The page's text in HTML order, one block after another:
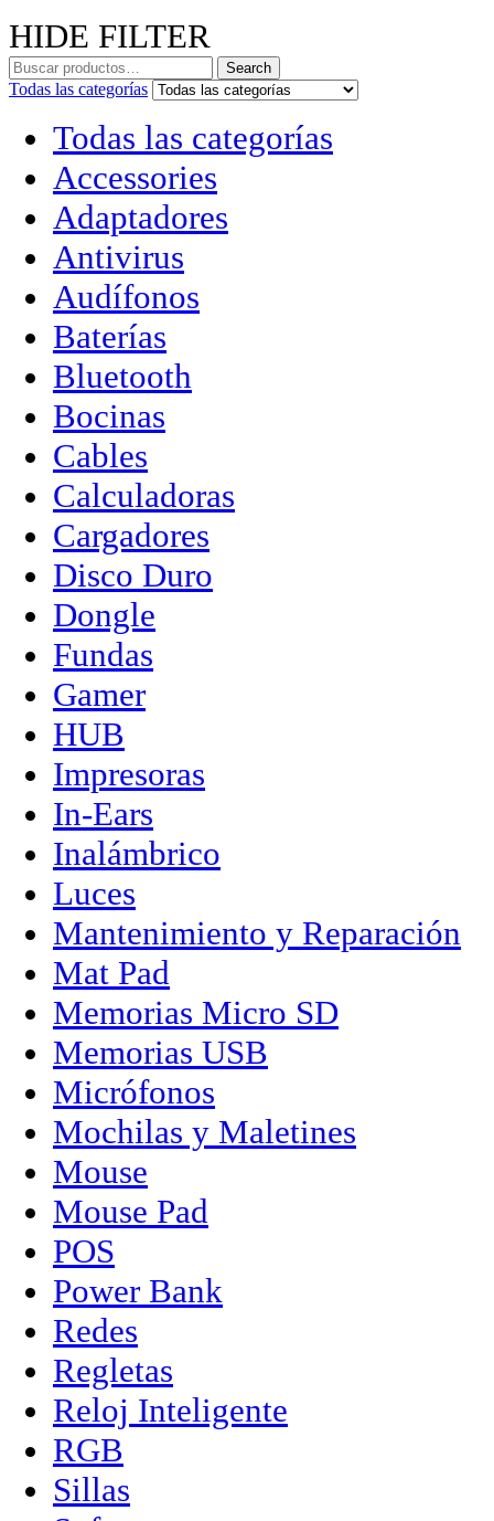
HIDE FILTER
Search
Todas las categorías
Todas las categorías
Accessories
Adaptadores
Antivirus
Audífonos
Baterías
Bluetooth
Bocinas
Cables
Calculadoras
Cargadores
Disco Duro
Dongle
Fundas
Gamer
HUB
Impresoras
In-Ears
Inalámbrico
Luces
Mantenimiento y Reparación
Mat Pad
Memorias Micro SD
Memorias USB
Micrófonos
Mochilas y Maletines
Mouse
Mouse Pad
POS
Power Bank
Redes
Regletas
Reloj Inteligente
RGB
Sillas